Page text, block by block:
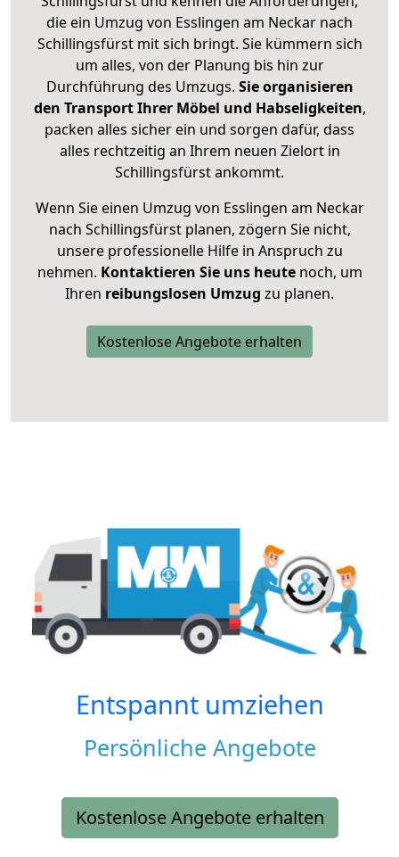
die ein Umzug von Esslingen am Neckar nach
Schillingsfürst mit sich bringt. Sie kümmern sich
um alles, von der Planung bis hin zur
Durchführung des Umzugs. Sie organisieren
den Transport Ihrer Möbel und Habseligkeiten,
packen alles sicher ein und sorgen dafür, dass
alles rechtzeitig an Ihrem neuen Zielort in
Schillingsfürst ankommt.
Wenn Sie einen Umzug von Esslingen am Neckar
nach Schillingsfürst planen, zögern Sie nicht,
unsere professionelle Hilfe in Anspruch zu
nehmen. Kontaktieren Sie uns heutenoch, um
Ihren reibungslosen Umzug zu planen.
Kostenlose Angebote erhalten
Entspannt umziehen
Persönliche Angebote
Kostenlose Angebote erhalten